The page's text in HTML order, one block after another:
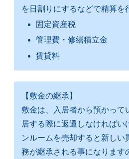
を日割りにするなどで精算を
固定資産税
管理費・修繕積立金
賃貸料
【敷金の継承】
敷金は、入居者から預かって
居する際に返還しなければい
ンルームを売却すると新しい
務が継承される事になります